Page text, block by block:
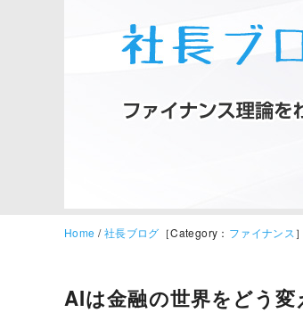
Home /社長ブログ ［Category： ファイナンス
AIは金融の世界をどう変